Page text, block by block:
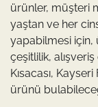
ürünler, müşteri
yaştan ve her
yapabilmesi için,
çeşitlilik,
Kısacası,
ürünü